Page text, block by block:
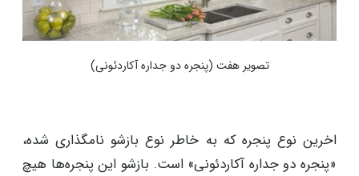
تصویر هفت (پنجره دو جداره آکاردئونی)
اخرین نوع پنجره که به خاطر نوع بازشو نامگذاری شده،
«پنجره دو جداره آکاردئونی» است. بازشو این پنجره‌ها هیچ